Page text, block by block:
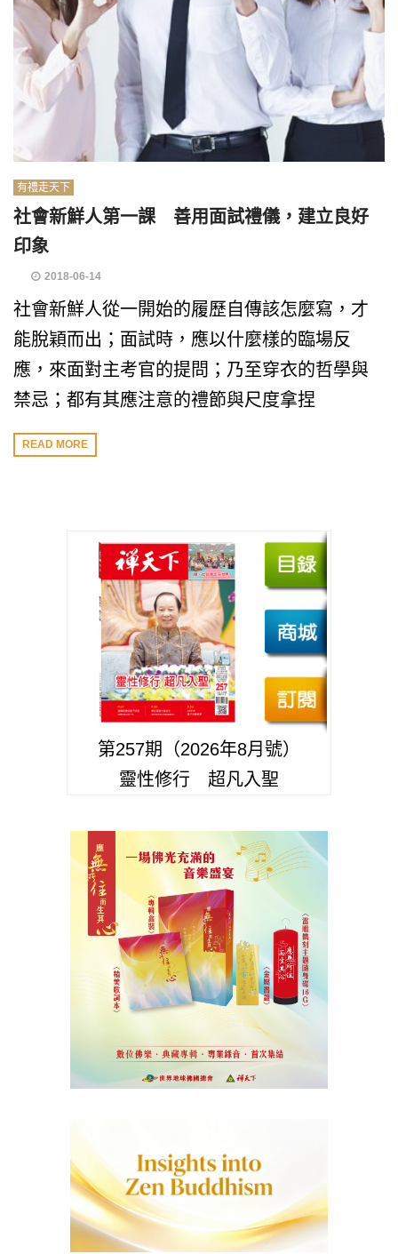
有禮走天下
社會新鮮人第一課 善用面試禮儀，建立良好
印象
2018-06-14
社會新鮮人從一開始的履歷自傳該怎麼寫，才
能脫穎而出；面試時，應以什麼樣的臨場反
應，來面對主考官的提問；乃至穿衣的哲學與
禁忌；都有其應注意的禮節與尺度拿捏
READ MORE
第257期（2026年8月號）
靈性修行 超凡入聖